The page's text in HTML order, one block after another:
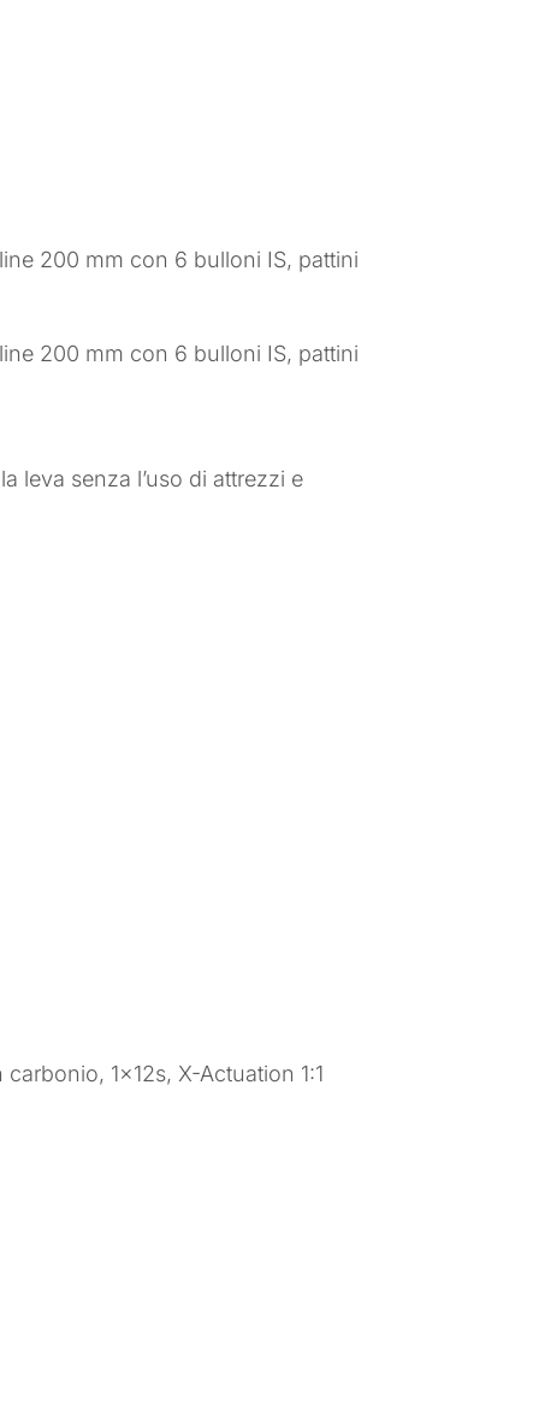
200 mm con 6 bulloni IS, pattini
200 mm con 6 bulloni IS, pattini
leva senza l’uso di attrezzi e
1x12s, X-Actuation 1:1